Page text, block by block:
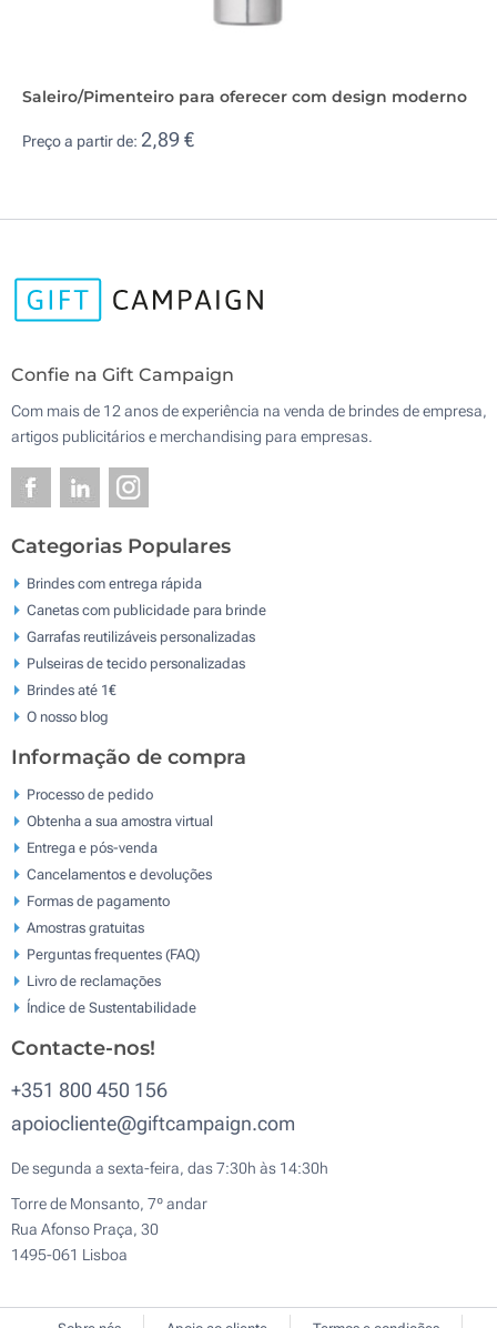
Saleiro/Pimenteiro para oferecer com design moderno
Preço a partir de: 2,89 €
Confie na Gift Campaign
Com mais de 12 anos de experiência na venda de brindes de empresa,
artigos publicitários e merchandising para empresas.
Categorias Populares
Brindes com entrega rápida
Canetas com publicidade para brinde
Garrafas reutilizáveis personalizadas
Pulseiras de tecido personalizadas
Brindes até 1€
O nosso blog
Informação de compra
Processo de pedido
Obtenha a sua amostra virtual
Entrega e pós-venda
Cancelamentos e devoluções
Formas de pagamento
Amostras gratuitas
Perguntas frequentes (FAQ)
Livro de reclamaçōes
Índice de Sustentabilidade
Contacte-nos!
+351 800 450 156
apoiocliente@giftcampaign.com
De segunda a sexta-feira, das 7:30h às 14:30h
Torre de Monsanto, 7º andar
Rua Afonso Praça, 30
1495-061 Lisboa